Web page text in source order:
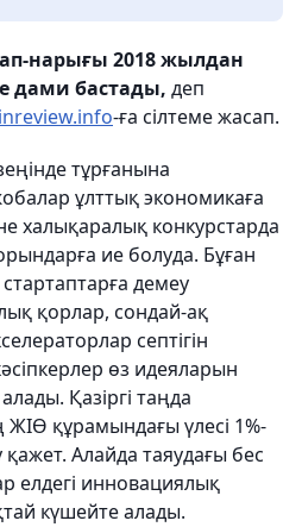
нарығы 2018 жылдан
дами бастады, деп
-ға сілтеме жасап.
тұрғанына
ұлттық экономикаға
халықаралық конкурстарда
ие болуда. Бұған
демеу
қорлар, сондай-ақ
септігін
өз идеяларын
Қазіргі таңда
құрамындағы үлесі 1%-
қажет. Алайда таяудағы бес
елдегі инновациялық
күшейте алады.